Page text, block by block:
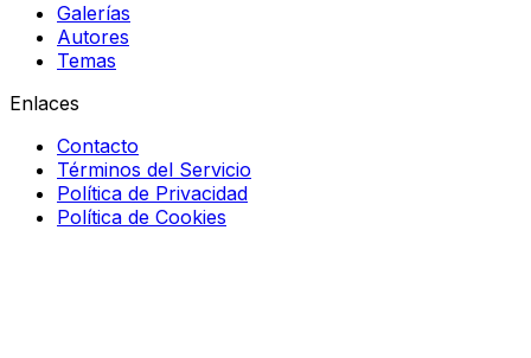
Galerías
Autores
Temas
Enlaces
Contacto
Términos del Servicio
Política de Privacidad
Política de Cookies